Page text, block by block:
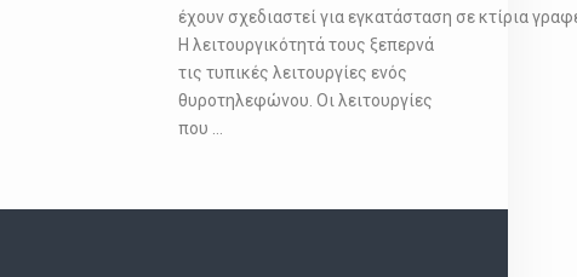
έχουν σχεδιαστεί για εγκατάσταση σε κτίρια
Η λειτουργικότητά τους ξεπερνά
τις τυπικές λειτουργίες ενός
θυροτηλεφώνου. Οι λειτουργίες
που …